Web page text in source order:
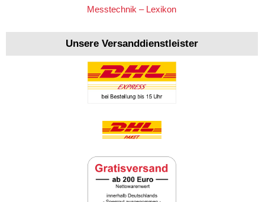
Messtechnik – Lexikon
Unsere Versanddienstleister